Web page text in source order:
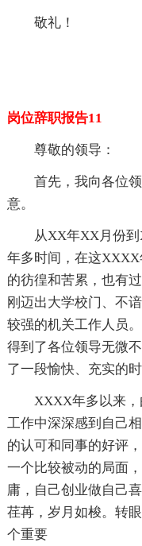
敬礼！
岗位辞职报告11
尊敬的领导：
首先，我向各位
意。
从XX年XX月份
年多时间，在这
的彷徨和苦累，也有
刚迈出大学校门、不
较强的机关工作人员
得到了各位领导无微
了一段愉快、充实的时
XXXX年多以来
工作中深深感到自己
的认可和同事的好评
一个比较被动的局面
庸，自己创业做自己
荏苒，岁月如梭。转
个重要